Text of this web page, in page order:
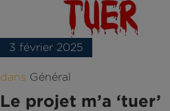
3 février 2025
dans Général
Le projet m’a ‘tuer’